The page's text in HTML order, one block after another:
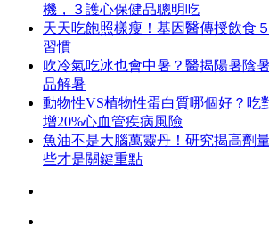
機，３護心保健品聰明吃
天天吃飽照樣瘦！基因醫傳授飲食
習慣
吹冷氣吃冰也會中暑？醫揭陽暑陰
品解暑
動物性VS植物性蛋白質哪個好？吃
增20%心血管疾病風險
魚油不是大腦萬靈丹！研究揭高劑
些才是關鍵重點